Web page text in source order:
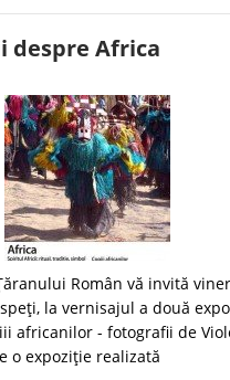
despre Africa
Român vă invită
la vernisajul a două
africanilor - fotografii de
o expoziţie realizată